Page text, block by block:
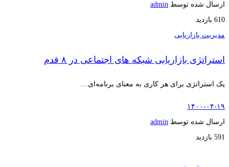
ارسال شده توسط admin
610 بازدید
مدیریت بازاریابی
استراتژی بازاریابی شبکه های اجتماعی در ۸ قدم
یک استراتژی برای هر کاری به معنای برنامه‌ای…
۱۴۰۰-۰۴-۱۹
ارسال شده توسط admin
591 بازدید